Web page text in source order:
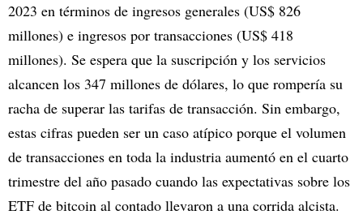
2023 en términos de ingresos generales (US$ 826
millones) e ingresos por transacciones (US$ 418
millones). Se espera que la suscripción y los servicios
alcancen los 347 millones de dólares, lo que rompería su
racha de superar las tarifas de transacción. Sin embargo,
estas cifras pueden ser un caso atípico porque el volumen
de transacciones en toda la industria aumentó en el cuarto
trimestre del año pasado cuando las expectativas sobre los
ETF de bitcoin al contado llevaron a una corrida alcista.